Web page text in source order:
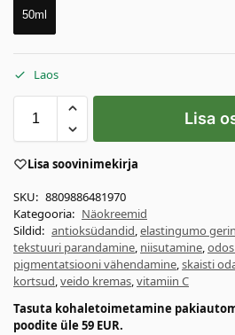
50ml
Laos
Lisa
Lisa soovinimekirja
SKU: 8809886481970
Kategooria: Näokreemid
Sildid: antioksüdandid,elastingumo
tekstuuri parandamine, niisutamine,
pigmentatsiooni vähendamine,skaisti
kortsud,veido kremas,vitamiin C
Tasuta kohaletoimetamine
poodite üle 59 EUR.